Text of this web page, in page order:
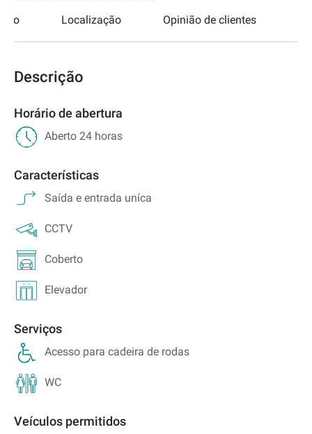
Localização Opinião de clientes
Descrição
Horário de abertura
Aberto 24 horas
Características
Saída e entrada uníca
CCTV
Coberto
Elevador
Serviços
Acesso para cadeira de rodas
WC
Veículos permitidos